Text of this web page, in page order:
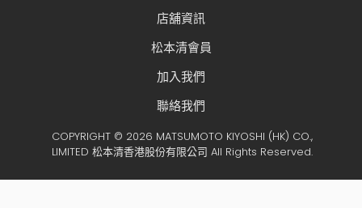
店舖資訊
松本清會員
加入我們
聯絡我們
COPYRIGHT © 2026 MATSUMOTO KIYOSHI (HK) CO.,
LIMITED 松本清香港股份有限公司 All Rights Reserved.